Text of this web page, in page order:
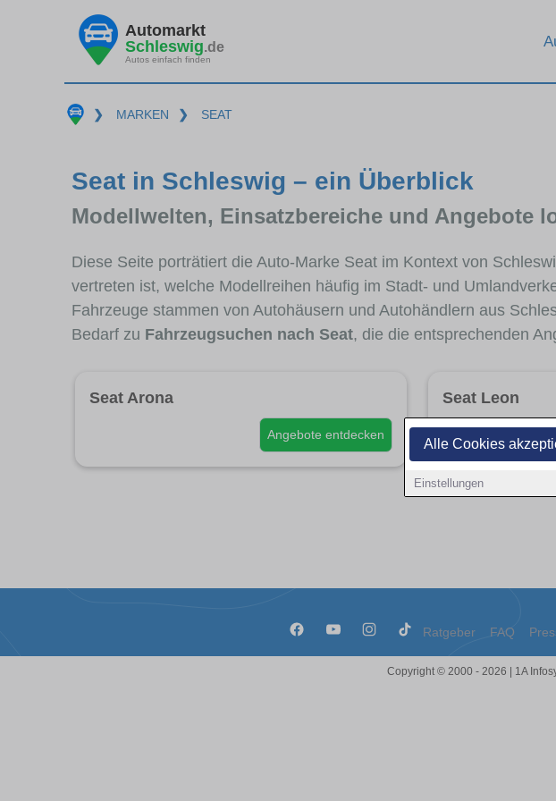
Alle Cookies
Einstellungen
Automarkt
Schleswig.de
Autos einfach finden
❯ MARKEN ❯ SEAT
Seat in Schleswig – ein Überblick
Modellwelten, Einsatzbereiche und Angebote
Diese Seite porträtiert die Auto-Marke Seat im Kontext von
vertreten ist, welche Modellreihen häufig im Stadt- und
Fahrzeuge stammen von Autohäusern und Autohändlern aus
Bedarf zu Fahrzeugsuchen nach Seat, die die entsprechenden
Seat Arona
Angebote entdecken
Seat Leon
Ratgeber FAQ
Copyright © 2000 - 2026 | 1A